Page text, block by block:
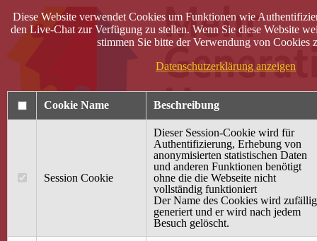
40 Jahre Mütterzentrum
Diese Website verwendet Cookies um Funktionen wie
den Live-Chat zur Verfügung zu stellen. Wenn Sie diese Website
stimmen Sie bitte der Verwendung von Cookies
Datenschutzerklärung anzeigen
Cookie Name Beschreibung
Session Cookie
Dieser Session-Cookie wird für
Authentifizierung, Erhebung von
anonymisierten statistischen Daten
und anderen Funktionen benötigt
ohne die die Webseite nicht
vollständig funktioniert
Der Name des Cookies wird zufällig
generiert und er wird nach jedem
Besuch gelöscht.